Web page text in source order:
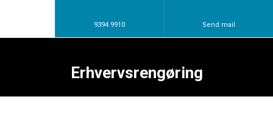
9394 9910 Send mail
Erhvervsrengøring